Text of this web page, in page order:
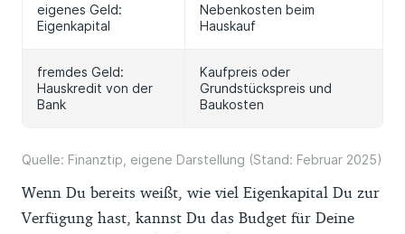
eigenes Geld:
Eigenkapital
Nebenkosten beim
Hauskauf
fremdes Geld:
Hauskredit von der
Bank
Kaufpreis oder
Grundstückspreis und
Baukosten
Quelle: Finanztip, eigene Darstellung (Stand: Februar 2025)
Wenn Du bereits weißt, wie viel Eigenkapital Du zur
Verfügung hast, kannst Du das Budget für Deine